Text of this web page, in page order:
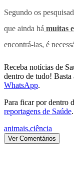
Segundo os
que ainda há muitas
encontrá-las, é
Receba notícias de
dentro de tudo! Basta
WhatsApp.
Para ficar por dentro
reportagens de Saúde.
animais,ciência
Ver Comentários